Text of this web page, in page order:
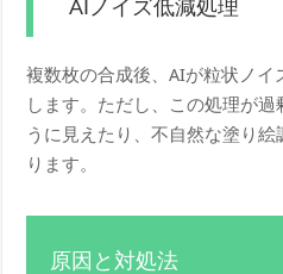
AIノイズ低減処理
複数枚の合成後、AIが粒状ノイ
します。ただし、この処理が
うに見えたり、不自然な塗り
ります。
原因と対処法